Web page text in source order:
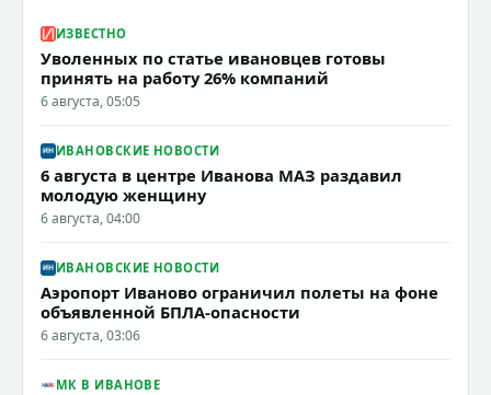
ИЗВЕСТНО
Уволенных по статье ивановцев готовы
принять на работу 26% компаний
6 августа, 05:05
ИВАНОВСКИЕ НОВОСТИ
6 августа в центре Иванова МАЗ раздавил
молодую женщину
6 августа, 04:00
ИВАНОВСКИЕ НОВОСТИ
Аэропорт Иваново ограничил полеты на фоне
объявленной БПЛА-опасности
6 августа, 03:06
МК В ИВАНОВЕ